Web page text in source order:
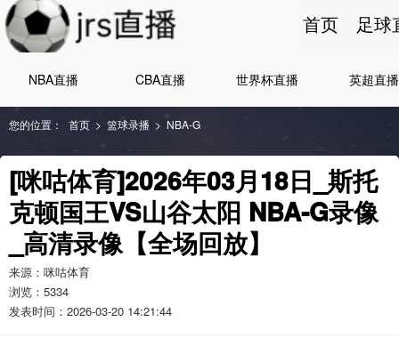
首页 足球
NBA直播 CBA直播 世界杯直播 英超直播
您的位置： 首页 > 篮球录播 > NBA-G
[咪咕体育]2026年03月18日_斯托
克顿国王VS山谷太阳 NBA-G录像
_高清录像【全场回放】
来源：咪咕体育
浏览： 5334
发表时间：2026-03-20 14:21:44